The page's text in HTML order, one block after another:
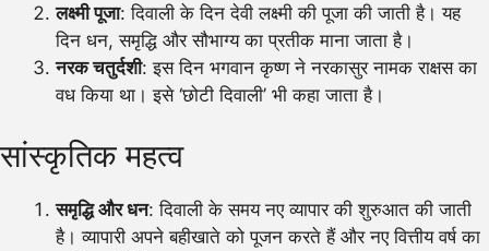
लक्ष्मी पूजा: दिवाली के दिन देवी लक्ष्मी की पूजा की जाती है। यह
दिन धन, समृद्धि और सौभाग्य का प्रतीक माना जाता है।
नरक चतुर्दशी: इस दिन भगवान कृष्ण ने नरकासुर नामक राक्षस का
वध किया था। इसे ‘छोटी दिवाली’ भी कहा जाता है।
सांस्कृतिक महत्व
समृद्धि और धन: दिवाली के समय नए व्यापार की शुरुआत की जाती
है। व्यापारी अपने बहीखाते को पूजन करते हैं और नए वित्तीय वर्ष का